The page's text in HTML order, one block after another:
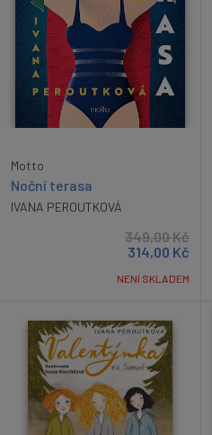
Motto
Noční terasa
IVANA PEROUTKOVÁ
349,00Kč
314,00 Kč
NENÍ SKLADEM